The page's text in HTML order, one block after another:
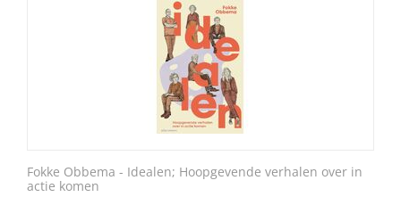
Fokke Obbema - Idealen; Hoopgevende verhalen over in
actie komen